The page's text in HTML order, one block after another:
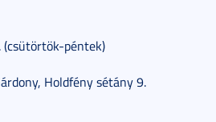
péntek)
Holdfény sétány 9.